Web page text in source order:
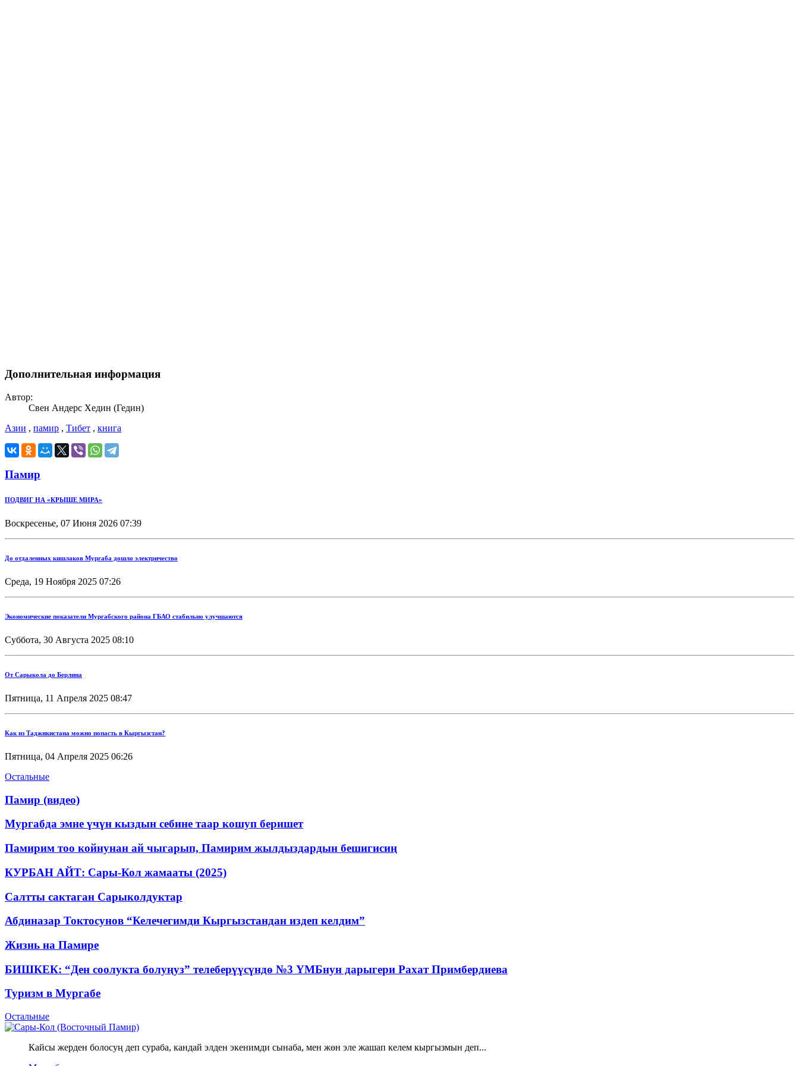
Дополнительная информация
Автор:
Свен Андерс Хедин (Гедин)
Азии , памир , Тибет , книга
Памир
ПОДВИГ НА «КРЫШЕ МИРА»
Воскресенье, 07 Июня 2026 07:39
До отдаленных кишлаков Мургаба дошло электричество
Среда, 19 Ноября 2025 07:26
Экономические показатели Мургабского района ГБАО стабильно улучшаются
Суббота, 30 Августа 2025 08:10
От Сарыкола до Берлина
Пятница, 11 Апреля 2025 08:47
Как из Таджикистана можно попасть в Кыргызстан?
Пятница, 04 Апреля 2025 06:26
Остальные
Памир (видео)
Мургабда эмне үчүн кыздын себине таар кошуп беришет
Памирим тоо койнунан ай чыгарып, Памирим жылдыздардын бешигисиң
КУРБАН АЙТ: Сары-Кол жамааты (2025)
Салтты сактаган Cарыколдуктар
Абдиназар Токтосунов “Келечегимди Кыргызстандан издеп келдим”
Жизнь на Памире
БИШКЕК: “Ден соолукта болуңуз” телеберүүсүндө №3 ҮМБнун дарыгери Рахат Примбердиева
Туризм в Мургабе
Остальные
Кайсы жерден болосуң деп сураба, кандай элден экенимди сынаба, мен жөн эле жашап келем кыргызмын деп...